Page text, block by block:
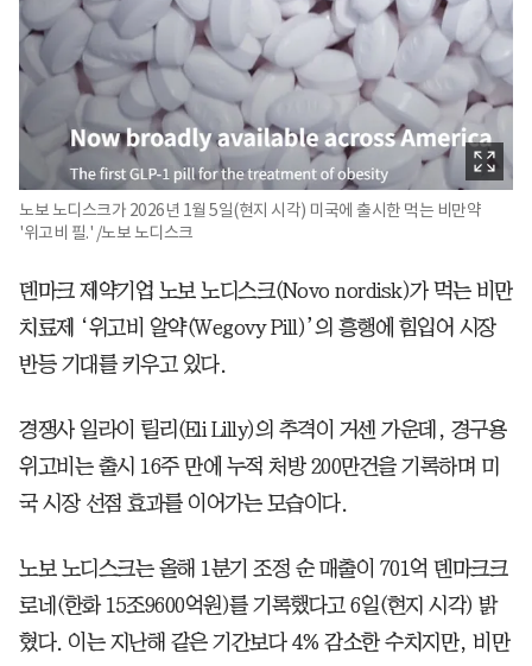
노보 노디스크가 2026년 1월 5일(현지 시각) 미국에 출시한 먹는 비만약
'위고비 필.' /노보 노디스크
덴마크 제약기업 노보 노디스크(Novo nordisk)가 먹는 비만
치료제 ‘위고비 알약(Wegovy Pill)’의 흥행에 힘입어 시장
반등 기대를 키우고 있다.
경쟁사 일라이 릴리(Eli Lilly)의 추격이 거센 가운데, 경구용
위고비는 출시 16주 만에 누적 처방 200만건을 기록하며 미
국 시장 선점 효과를 이어가는 모습이다.
노보 노디스크는 올해 1분기 조정 순 매출이 701억 덴마크크
로네(한화 15조9600억원)를 기록했다고 6일(현지 시각) 밝
혔다. 이는 지난해 같은 기간보다 4% 감소한 수치지만, 비만